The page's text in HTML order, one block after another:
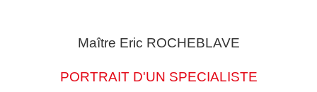
Maître Eric ROCHEBLAVE
PORTRAIT D'UN SPECIALISTE